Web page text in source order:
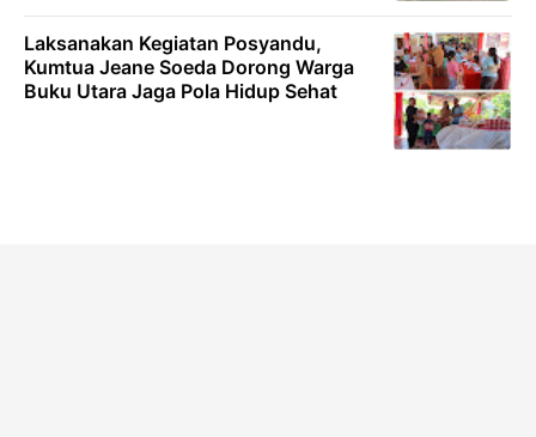
Laksanakan Kegiatan Posyandu,
Kumtua Jeane Soeda Dorong Warga
Buku Utara Jaga Pola Hidup Sehat